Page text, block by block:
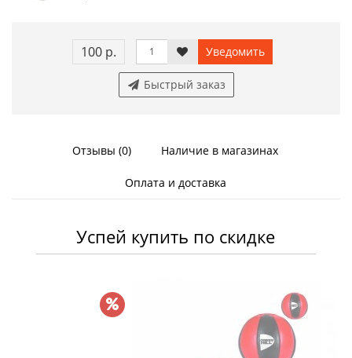
100 р. Уведомить
Быстрый заказ
Отзывы (0) Наличие в магазинах
Оплата и доставка
Успей купить по скидке